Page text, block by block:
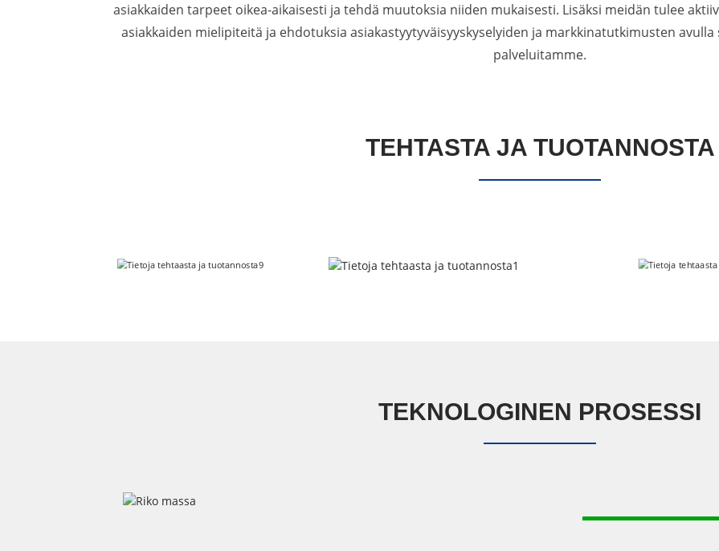
asiakkaiden tarpeet oikea-aikaisesti ja tehdä muutoksia niiden mukaisesti. Lisäksi meidän tulee
asiakkaiden mielipiteitä ja ehdotuksia asiakastyytyväisyyskyselyiden ja markkinatutkimusten
palveluitamme.
TEHTASTA JA TUOTANNOSTA
TEKNOLOGINEN PROSESSI